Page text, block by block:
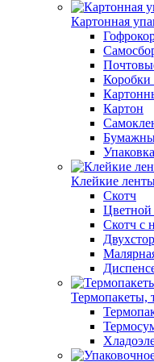
Картонная
Коробки
Картон
Клейкие
Скотч
Цветной
Скотч с
Термопакеты,